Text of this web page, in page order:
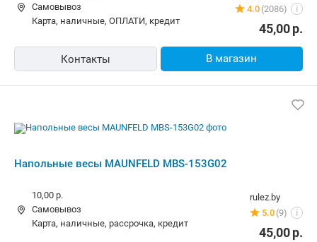
4.0 (2086) i
Самовывоз
карта, наличные, ОПЛАТИ, кредит
45,00р.
Контакты В магазин
Напольные весы MAUNFELD MBS-153G02
rulez.by
5.0 (9) i
10,00 р.
Самовывоз
карта, наличные, рассрочка, кредит
45,00р.